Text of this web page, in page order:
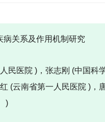
病关系及作用机制研究
民医院 )，张志刚 (中国科
(云南省第一人民医院 )，
)